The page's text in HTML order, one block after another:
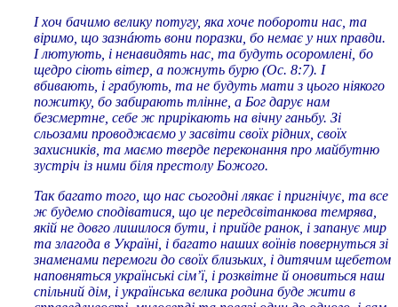
І хоч бачимо велику потугу, яка хоче побороти нас, та
віримо, що зазнáють вони поразки, бо немає у них правди.
І лютують, і ненавидять нас, та будуть осоромлені, бо
щедро сіють вітер, а пожнуть бурю (Ос. 8:7). І
вбивають, і грабують, та не будуть мати з цього ніякого
пожитку, бо забирають тлінне, а Бог дарує нам
безсмертне, себе ж прирікають на вічну ганьбу. Зі
сльозами проводжаємо у засвіти своїх рідних, своїх
захисників, та маємо тверде переконання про майбутню
зустріч із ними біля престолу Божого.
Так багато того, що нас сьогодні лякає і пригнічує, та все
ж будемо сподіватися, що це передсвітанкова темрява,
якій не довго лишилося бути, і прийде ранок, і запанує мир
та злагода в Україні, і багато наших воїнів повернуться зі
знаменами перемоги до своїх близьких, і дитячим щебетом
наповняться українські сім’ї, і розквітне й оновиться наш
спільний дім, і українська велика родина буде жити в